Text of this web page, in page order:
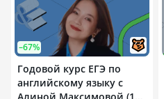
–67%
Годовой курс ЕГЭ по
английскому языку с